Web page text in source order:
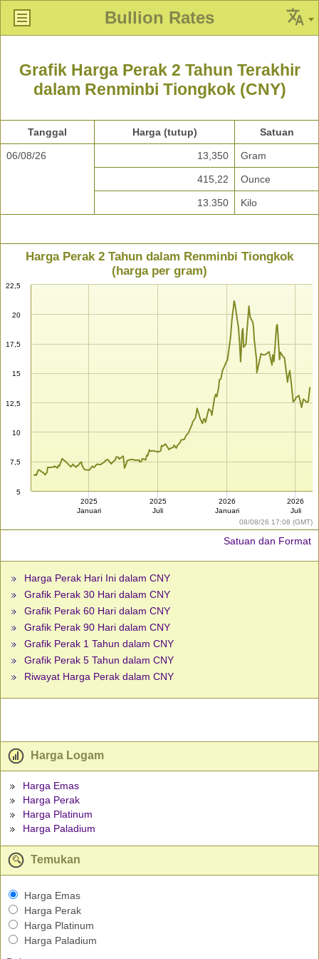
Bullion Rates
Grafik Harga Perak 2 Tahun Terakhir
dalam Renminbi Tiongkok (CNY)
Tanggal Harga (tutup) Satuan
06/08/26 13,350 Gram
415,22 Ounce
13.350 Kilo
08/08/26 17:08 (GMT)
Harga Perak 2 Tahun dalam Renminbi Tiongkok
(harga per gram)
5
7,5
10
12,5
15
17,5
20
22,5
2025
Januari
2025
Juli
2026
Januari
2026
Juli
Satuan dan Format
Harga Perak Hari Ini dalam CNY
Grafik Perak 30 Hari dalam CNY
Grafik Perak 60 Hari dalam CNY
Grafik Perak 90 Hari dalam CNY
Grafik Perak 1 Tahun dalam CNY
Grafik Perak 5 Tahun dalam CNY
Riwayat Harga Perak dalam CNY
Harga Logam
Harga Emas
Harga Perak
Harga Platinum
Harga Paladium
Temukan
Harga Emas
Harga Perak
Harga Platinum
Harga Paladium